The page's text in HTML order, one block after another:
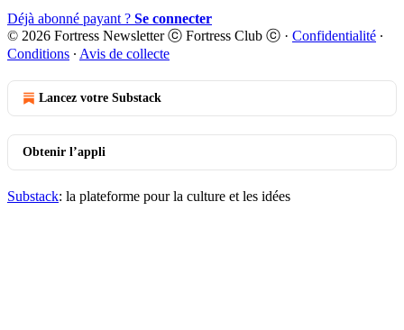
Déjà abonné payant ? Se connecter
© 2026 Fortress Newsletter ⓒ Fortress Club ⓒ · Confidentialité ∙
Conditions ∙ Avis de collecte
Lancez votre Substack
Obtenir l’appli
Substack: la plateforme pour la culture et les idées